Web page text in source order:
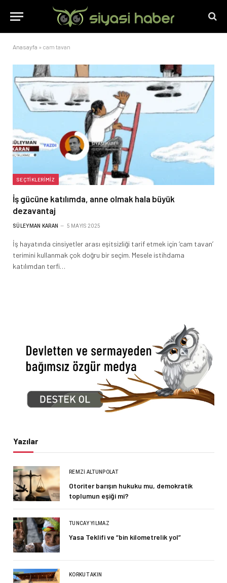
Anasayfa » cam tavan
SEÇTIKLERIMIZ
İş gücüne katılımda, anne olmak hala büyük
dezavantaj
SÜLEYMAN KARAN 5 MAYIS 2025
İş hayatında cinsiyetler arası eşitsizliği tarif etmek için ‘cam tavan’
terimini kullanmak çok doğru bir seçim. Mesele istihdama
katılımdan terfi…
Yazılar
REMZI ALTUNPOLAT
Otoriter barışın hukuku mu, demokratik
toplumun eşiği mi?
TUNCAY YILMAZ
Yasa Teklifi ve “bin kilometrelik yol”
KORKUT AKIN